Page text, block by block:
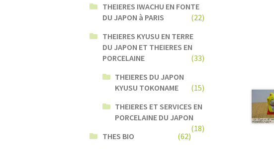
THEIERES IWACHU EN FONTE
DU JAPON à PARIS
(22)
THEIERES KYUSU EN TERRE
DU JAPON ET THEIERES EN
PORCELAINE
(33)
THEIERES DU JAPON
KYUSU TOKONAME
(15)
THEIERES ET SERVICES EN
PORCELAINE DU JAPON
(18)
THES BIO
(62)